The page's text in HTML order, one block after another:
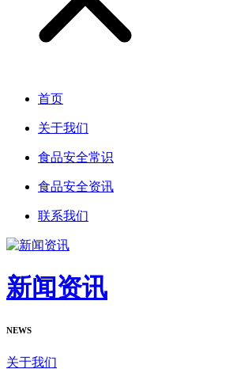
首页
关于我们
食品安全常识
食品安全资讯
联系我们
新闻资讯
NEWS
关于我们